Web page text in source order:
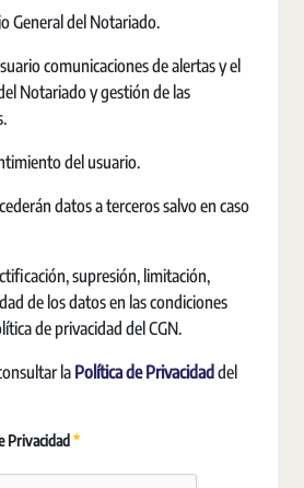
General del Notariado.
comunicaciones de alertas y el
Notariado y gestión de las
del usuario.
datos a terceros salvo en caso
supresión, limitación,
de los datos en las condiciones
de privacidad del CGN.
la Política de Privacidad del
Privacidad Requerido